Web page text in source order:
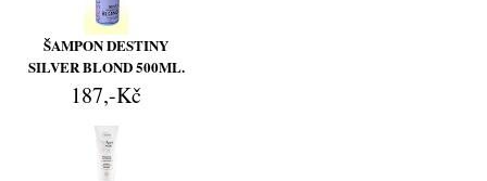
ŠAMPON DESTINY
SILVER BLOND 500ML.
187,-Kč